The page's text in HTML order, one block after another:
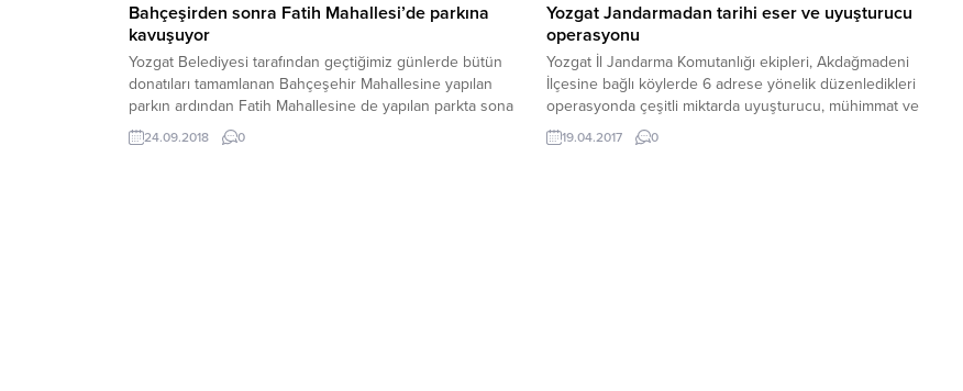
Bahçeşirden sonra Fatih Mahallesi’de parkına
kavuşuyor
Yozgat Belediyesi tarafından geçtiğimiz günlerde bütün
donatıları tamamlanan Bahçeşehir Mahallesine yapılan
parkın ardından Fatih Mahallesine de yapılan parkta sona
gelindi24.09.2018 0
Yozgat Jandarmadan tarihi eser ve uyuşturucu
operasyonu
Yozgat İl Jandarma Komutanlığı ekipleri, Akdağmadeni
İlçesine bağlı köylerde 6 adrese yönelik düzenledikleri
operasyonda çeşitli miktarda uyuşturucu, mühimmat ve
tarihi eser ele geçirdi. Olayla ilgili 8 şüpheli gözaltına
alındı.
19.04.2017 0